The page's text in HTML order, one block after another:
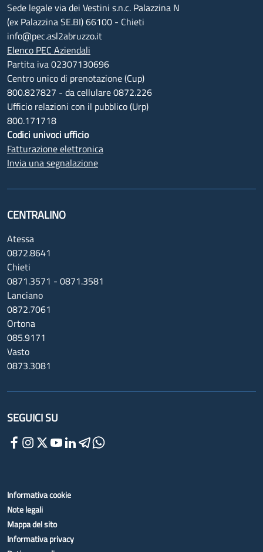
Sede legale via dei Vestini s.n.c. Palazzina N
(ex Palazzina SE.BI) 66100 - Chieti
info@pec.asl2abruzzo.it
Elenco PEC Aziendali
Partita iva 02307130696
Centro unico di prenotazione (Cup)
800.827827 - da cellulare 0872.226
Ufficio relazioni con il pubblico (Urp)
800.171718
Codici univoci ufficio
Fatturazione elettronica
Invia una segnalazione
CENTRALINO
Atessa
0872.8641
Chieti
0871.3571 - 0871.3581
Lanciano
0872.7061
Ortona
085.9171
Vasto
0873.3081
SEGUICI SU
Informativa cookie
Note legali
Mappa del sito
Informativa privacy